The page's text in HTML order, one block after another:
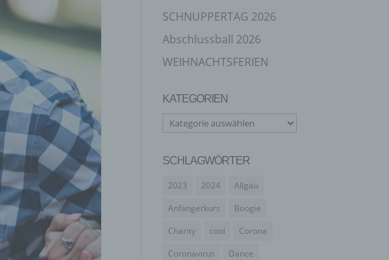
SCHNUPPERTAG 2026
Abschlussball 2026
WEIHNACHTSFERIEN
KATEGORIEN
Kategorien
SCHLAGWÖRTER
2023 2024
Allgäu
Anfängerkurs
Boogie
Charity
cool
Corona
Coronavirus
Dance